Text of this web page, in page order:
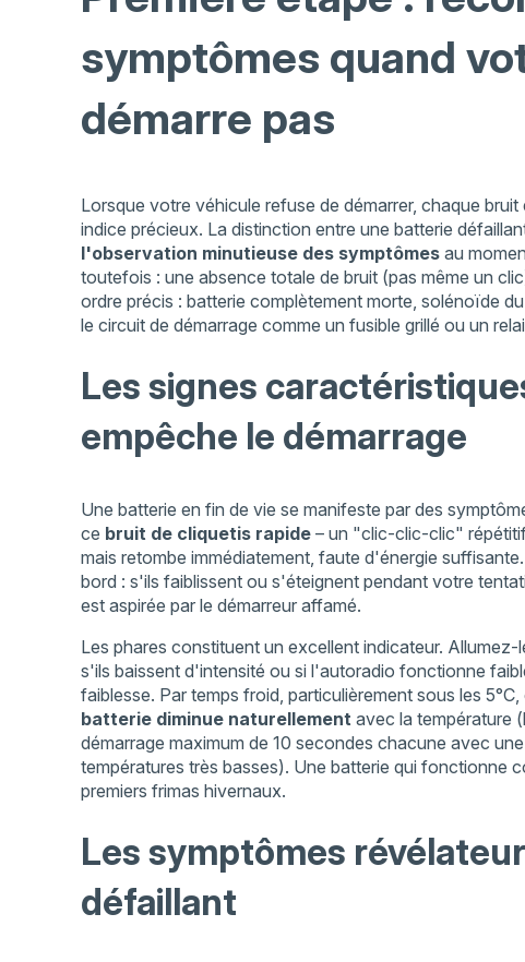
symptômes quand
démarre pas
Lorsque votre véhicule refuse de démarrer, chaque
indice précieux. La distinction entre une batterie
l'observation minutieuse des symptômes au
toutefois : une absence totale de bruit (pas même un
ordre précis : batterie complètement morte, solénoïde
le circuit de démarrage comme un fusible grillé ou un
Les signes
empêche le démarrage
Une batterie en fin de vie se manifeste par des
ce bruit de cliquetis rapide – un "clic-clic-clic"
mais retombe immédiatement, faute d'énergie
bord : s'ils faiblissent ou s'éteignent pendant votre
est aspirée par le démarreur affamé.
Les phares constituent un excellent indicateur.
s'ils baissent d'intensité ou si l'autoradio fonctionne
faiblesse. Par temps froid, particulièrement sous les
batterie diminue naturellement avec la température
démarrage maximum de 10 secondes chacune avec
températures très basses). Une batterie qui fonctionne
premiers frimas hivernaux.
Les symptômes
défaillant